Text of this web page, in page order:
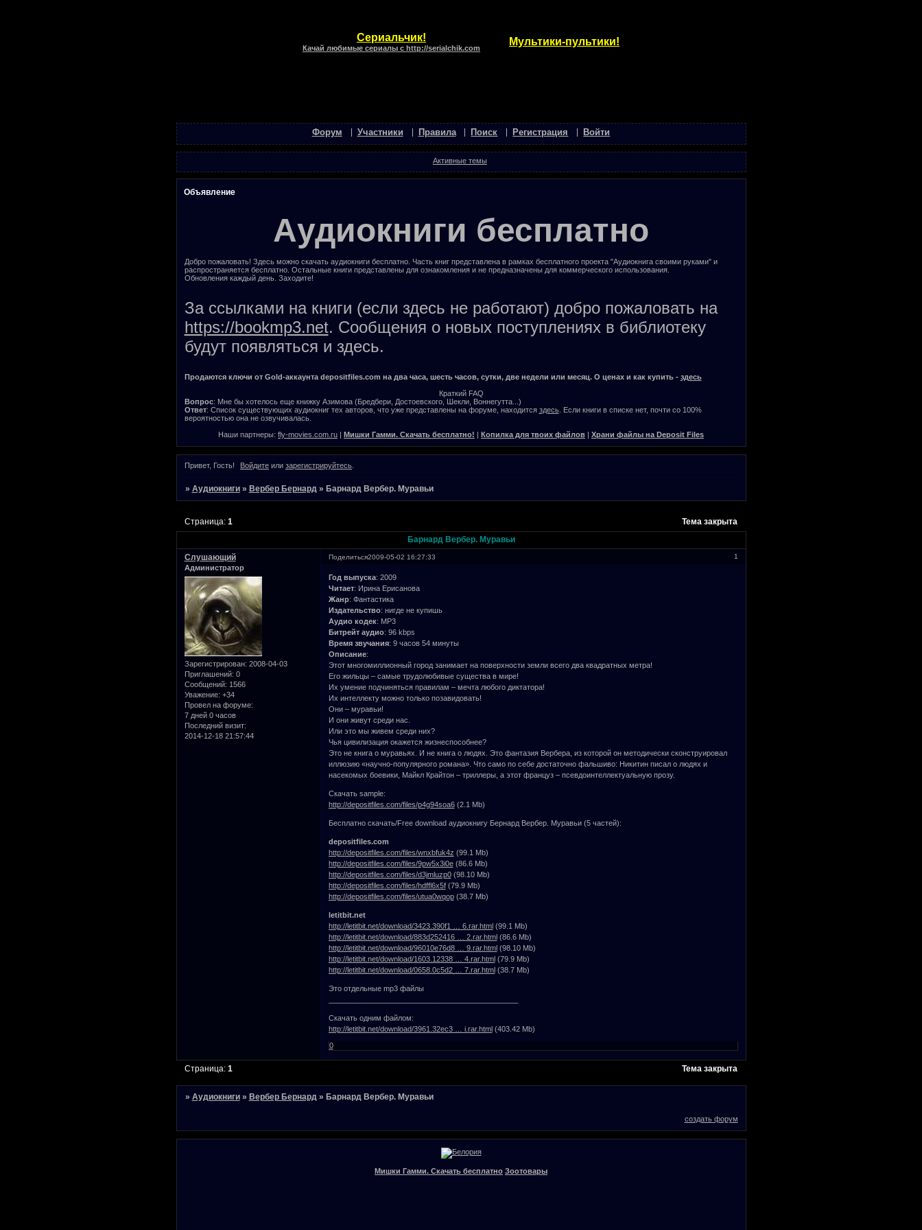
Сериальчик!
Качай любимые сериалы с http://serialchik.com
Мультики-пультики!
Форум Участники Правила Поиск Регистрация Войти
Активные темы
Объявление
Аудиокниги бесплатно
Добро пожаловать! Здесь можно скачать аудиокниги бесплатно. Часть книг представлена в рамках бесплатного проекта "Аудиокнига своими руками" и
распространяется бесплатно. Остальные книги представлены для ознакомления и не предназначены для коммерческого использования.
Обновления каждый день. Заходите!
За ссылками на книги (если здесь не работают) добро пожаловать на
https://bookmp3.net. Сообщения о новых поступлениях в библиотеку
будут появляться и здесь.
Продаются ключи от Gold-аккаунта depositfiles.com на два часа, шесть часов, сутки, две недели или месяц. О ценах и как купить - здесь
Краткий FAQ
Вопрос: Мне бы хотелось еще книжку Азимова (Бредбери, Достоевского, Шекли, Воннегутта...)
Ответ: Список существующих аудиокниг тех авторов, что уже представлены на форуме, находится здесь. Если книги в списке нет, почти со 100%
вероятностью она не озвучивалась.
Наши партнеры: fly-movies.com.ru Мишки Гамми. Скачать бесплатно! Копилка для твоих файлов Храни файлы на Deposit Files
Привет, Гость! Войдите или зарегистрируйтесь
» Аудиокниги » Вербер Бернард » Барнард Вербер. Муравьи
Барнард Вербер. Муравьи
Страница: 1 Тема закрыта
Поделиться 1
2009-05-02 16:27:33
Слушающий
Администратор
Зарегистрирован: 2008-04-03
Приглашений: 0
Сообщений: 1566
Уважение: +34
Провел на форуме:
7 дней 0 часов
Последний визит:
2014-12-18 21:57:44
Год выпуска: 2009
Читает: Ирина Ерисанова
Жанр: Фантастика
Издательство: нигде не купишь
Аудио кодек: MP3
Битрейт аудио: 96 kbps
Время звучания: 9 часов 54 минуты
Описание:
Этот многомиллионный город занимает на поверхности земли всего два квадратных метра!
Его жильцы – самые трудолюбивые существа в мире!
Их умение подчиняться правилам – мечта любого диктатора!
Их интеллекту можно только позавидовать!
Они – муравьи!
И они живут среди нас.
Или это мы живем среди них?
Чья цивилизация окажется жизнеспособнее?
Это не книга о муравьях. И не книга о людях. Это фантазия Вербера, из которой он методически сконструировал
иллюзию «научно-популярного романа». Что само по себе достаточно фальшиво: Никитин писал о людях и
насекомых боевики, Майкл Крайтон – триллеры, а этот француз – псевдоинтеллектуальную прозу.
Скачать sample:
http://depositfiles.com/files/p4g94soa6(2.1 Mb)
Бесплатно скачать/Free download аудиокнигу Бернард Вербер. Муравьи (5 частей):
depositfiles.com
http://depositfiles.com/files/wnxbfuk4z (99.1 Mb)
http://depositfiles.com/files/9pw5x3i0e(86.6 Mb)
http://depositfiles.com/files/d3jmluzp0(98.10 Mb)
http://depositfiles.com/files/hdffl6x5f(79.9 Mb)
http://depositfiles.com/files/utua0wqop(38.7 Mb)
letitbit.net
http://letitbit.net/download/3423.390f1 … 6.rar.html(99.1 Mb)
http://letitbit.net/download/883d252416 … 2.rar.html(86.6 Mb)
http://letitbit.net/download/96010e76d8 … 9.rar.html(98.10 Mb)
http://letitbit.net/download/1603.12338 … 4.rar.html(79.9 Mb)
http://letitbit.net/download/0658.0c5d2 … 7.rar.html(38.7 Mb)
Это отдельные mp3 файлы
Скачать одним файлом:
http://letitbit.net/download/3961.32ec3 … i.rar.html(403.42 Mb)
0
Тема закрыта
Страница: 1
» Аудиокниги » Вербер Бернард » Барнард Вербер. Муравьи
создать форум
Мишки Гамми. Скачать бесплатно Зоотовары